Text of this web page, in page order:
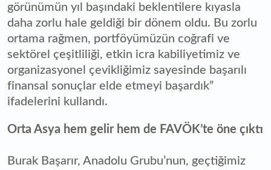
görünümün yıl başındaki beklentilere kıyasla
daha zorlu hale geldiği bir dönem oldu. Bu zorlu
ortama rağmen, portföyümüzün coğrafi ve
sektörel çeşitliliği, etkin icra kabiliyetimiz ve
organizasyonel çevikliğimiz sayesinde başarılı
finansal sonuçlar elde etmeyi başardık”
ifadelerini kullandı.
Orta Asya hem gelir hem de FAVÖK’te öne çıktı
Burak Başarır, Anadolu Grubu’nun, geçtiğimiz